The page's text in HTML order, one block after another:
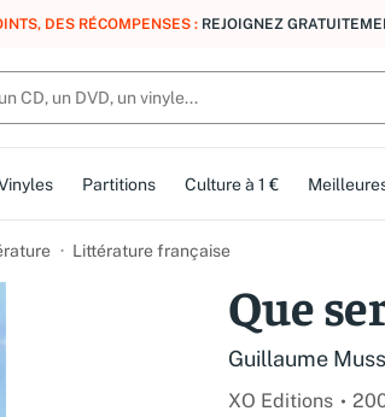
DES RÉCOMPENSES : REJOIGNEZ
Partitions Culture à 1 €
Littérature française
Que
Guillaume
XO Editions